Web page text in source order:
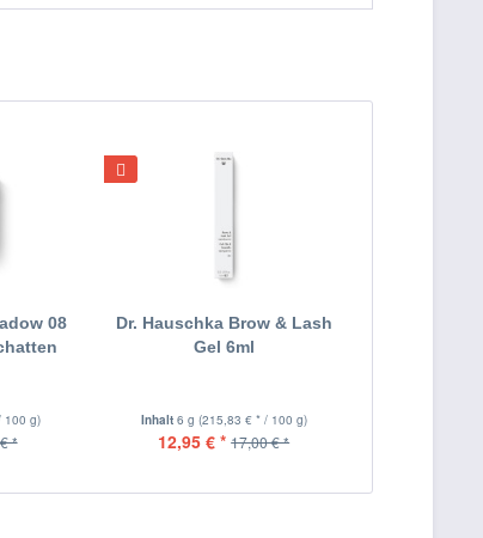
08
100 g)
*
Dr. Hauschka Brow & Lash
Gel 6ml
Inhalt 6 g (215,83 € * / 100 g)
12,95 € * 17,00 € *